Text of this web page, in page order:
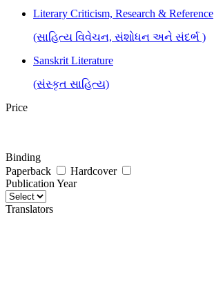
Literary Criticism, Research & Reference
(સાહિત્ય વિવેચન, સંશોધન અને સંદર્ભ )
Sanskrit Literature
(સંસ્કૃત સાહિત્ય)
Price
Binding
Paperback
Hardcover
Publication Year
Translators